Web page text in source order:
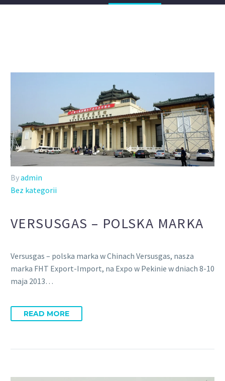
Byadmin
Bez kategorii
VERSUSGAS – POLSKA MARKA
Versusgas – polska marka w Chinach Versusgas, nasza
marka FHT Export-Import, na Expo w Pekinie w dniach 8-10
maja 2013…
READ MORE